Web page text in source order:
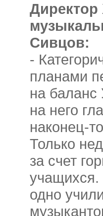
Директор
Сивцов:
-
планами
на
на него
наконец-
Только
за счет
учащихся.
одно